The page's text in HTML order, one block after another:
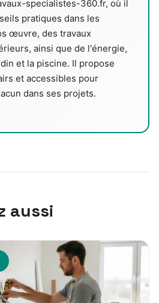
specialistes-360.fr, où il
pratiques dans les
œuvre, des travaux
ainsi que de l'énergie,
et la piscine. Il propose
et accessibles pour
dans ses projets.
aussi